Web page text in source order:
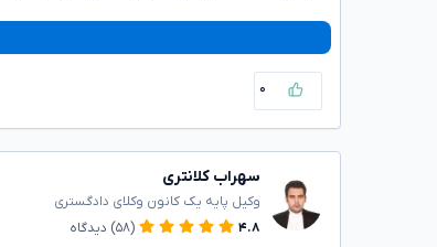
۰
سهراب کلانتری
وکیل پایه یک کانون وکلای دادگستری
۴.۸
(۵۸) دیدگاه